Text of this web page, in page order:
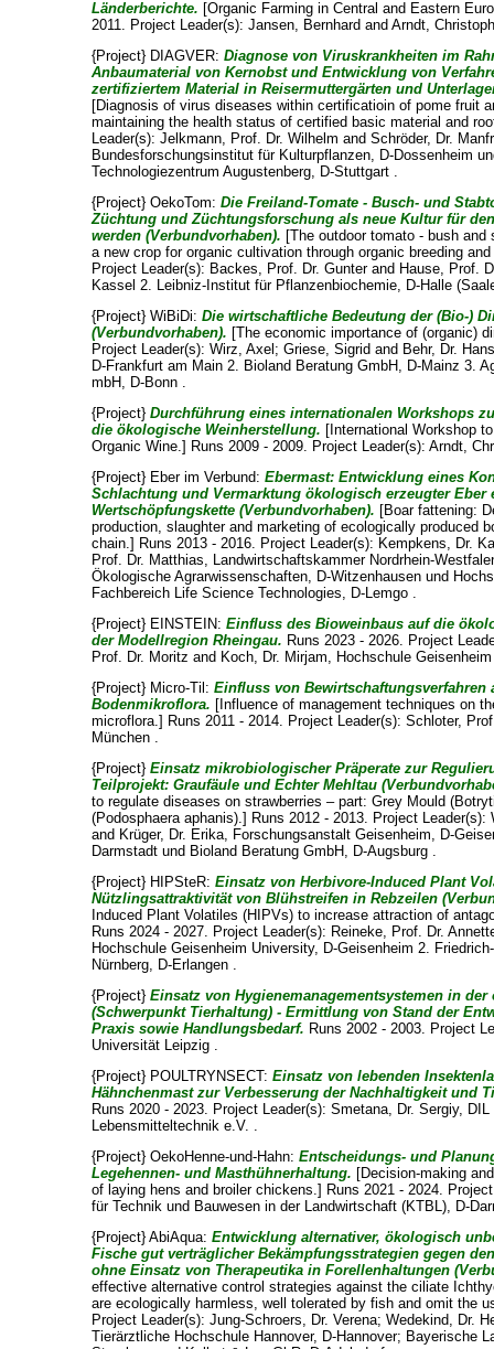
Länderberichte. [Organic Farming in Central and Eastern
2011. Project Leader(s):Jansen, Bernhard andArndt,
{Project} DIAGVER:Diagnose von Viruskrankheiten im
Anbaumaterial von Kernobst und Entwicklung von
zertifiziertem Material in Reisermuttergärten und
[Diagnosis of virus diseases within certificatioin of pome fruit
maintaining the health status of certified basic material and
Leader(s):Jelkmann, Prof. Dr. Wilhelm andSchröder, Dr.
Bundesforschungsinstitut für Kulturpflanzen, D-Dossenheim
Technologiezentrum Augustenberg, D-Stuttgart .
{Project} OekoTom:Die Freiland-Tomate - Busch- und
Züchtung und Züchtungsforschung als neue Kultur für
werden (Verbundvorhaben). [The outdoor tomato - bush
a new crop for organic cultivation through organic breeding
Project Leader(s): Backes, Prof. Dr. Gunterand Hause, Prof.
Kassel 2. Leibniz-Institut für Pflanzenbiochemie, D-Halle
{Project} WiBiDi:Die wirtschaftliche Bedeutung der (Bio-)
(Verbundvorhaben). [The economic importance of (organic)
Project Leader(s):Wirz, Axel ;Griese, Sigrid and Behr, Dr.
D-Frankfurt am Main 2. Bioland Beratung GmbH, D-Mainz 3.
mbH, D-Bonn .
{Project}Durchführung eines internationalen Workshops
die ökologische Weinherstellung. [International Workshop
Organic Wine.] Runs 2009 - 2009. Project Leader(s):Arndt,
{Project} Eber im Verbund:Ebermast: Entwicklung eines
Schlachtung und Vermarktung ökologisch erzeugter Eber
Wertschöpfungskette (Verbundvorhaben). [Boar fattening:
production, slaughter and marketing of ecologically produced
chain.] Runs 2013 - 2016. Project Leader(s): Kempkens, Dr.
Prof. Dr. Matthias, Landwirtschaftskammer Nordrhein-
Ökologische Agrarwissenschaften, D-Witzenhausen und
Fachbereich Life Science Technologies, D-Lemgo .
{Project} EINSTEIN:Einfluss des Bioweinbaus auf die
der Modellregion Rheingau. Runs 2023 - 2026. Project
Prof. Dr. Moritz and Koch, Dr. Mirjam, Hochschule
{Project} Micro-Til:Einfluss von
Bodenmikroflora. [Influence of management techniques on
microflora.] Runs 2011 - 2014. Project Leader(s):Schloter,
München .
{Project}Einsatz mikrobiologischer Präperate zur
Teilprojekt: Graufäule und Echter Mehltau
to regulate diseases on strawberries – part: Grey Mould
(Podosphaera aphanis).] Runs 2012 - 2013. Project Leader(s):
and Krüger, Dr. Erika, Forschungsanstalt Geisenheim, D-
Darmstadt und Bioland Beratung GmbH, D-Augsburg .
{Project} HIPSteR:Einsatz von Herbivore-Induced Plant
Nützlingsattraktivität von Blühstreifen in Rebzeilen
Induced Plant Volatiles (HIPVs) to increase attraction of
Runs 2024 - 2027. Project Leader(s): Reineke, Prof. Dr.
Hochschule Geisenheim University, D-Geisenheim 2.
Nürnberg, D-Erlangen .
{Project}Einsatz von Hygienemanagementsystemen in
(Schwerpunkt Tierhaltung) - Ermittlung von Stand der
Praxis sowie Handlungsbedarf. Runs 2002 - 2003. Project
Universität Leipzig .
{Project} POULTRYNSECT:Einsatz von lebenden
Hähnchenmast zur Verbesserung der Nachhaltigkeit und
Runs 2020 - 2023. Project Leader(s):Smetana, Dr. Sergiy, DIL
Lebensmitteltechnik e.V. .
{Project} OekoHenne-und-Hahn:Entscheidungs- und
Legehennen- und Masthühnerhaltung. [Decision-making
of laying hens and broiler chickens.] Runs 2021 - 2024.
für Technik und Bauwesen in der Landwirtschaft (KTBL), D-
{Project} AbiAqua:Entwicklung alternativer, ökologisch
Fische gut verträglicher Bekämpfungsstrategien gegen
ohne Einsatz von Therapeutika in Forellenhaltungen
effective alternative control strategies against the ciliate
are ecologically harmless, well tolerated by fish and omit the
Project Leader(s):Jung-Schroers, Dr. Verena;Wedekind, Dr.
Tierärztliche Hochschule Hannover, D-Hannover; Bayerische